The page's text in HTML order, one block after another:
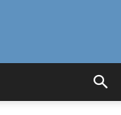
Curiosidades